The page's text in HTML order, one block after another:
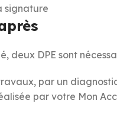
signature
deux DPE sont
par un
par votre Mon